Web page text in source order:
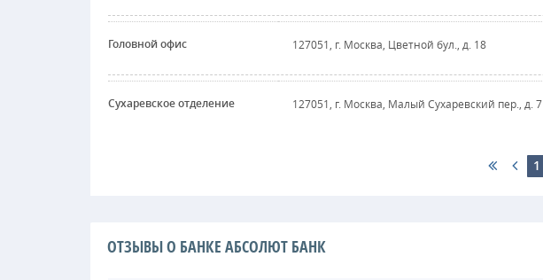
Головной офис 127051, г. Москва, Цветной бул., д. 18
Сухаревское отделение 127051, г. Москва, Малый Сухаревский пер., д. 7
1
ОТЗЫВЫ О БАНКЕ АБСОЛЮТ БАНК